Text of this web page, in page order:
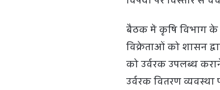
बैठक में कृषि विभाग के
विक्रेताओं को शासन
को उर्वरक उपलब्ध
उर्वरक वितरण व्यवस्था